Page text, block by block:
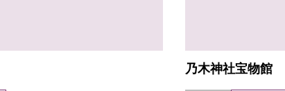
乃木神社宝物館